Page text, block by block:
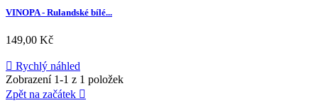
VINOPA - Rulandské bílé...
Cena
149,00 Kč
 Rychlý náhled
Zobrazení 1-1 z 1 položek
Zpět na začátek 